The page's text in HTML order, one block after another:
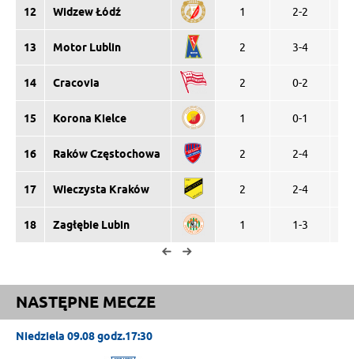
12 Widzew Łódź 1 2-2
13 Motor Lublin 2 3-4
14 Cracovia 2 0-2
15 Korona Kielce 1 0-1
16 Raków Częstochowa 2 2-4
17 Wieczysta Kraków 2 2-4
18 Zagłębie Lubin 1 1-3
NASTĘPNE MECZE
Niedziela 09.08 godz.17:30